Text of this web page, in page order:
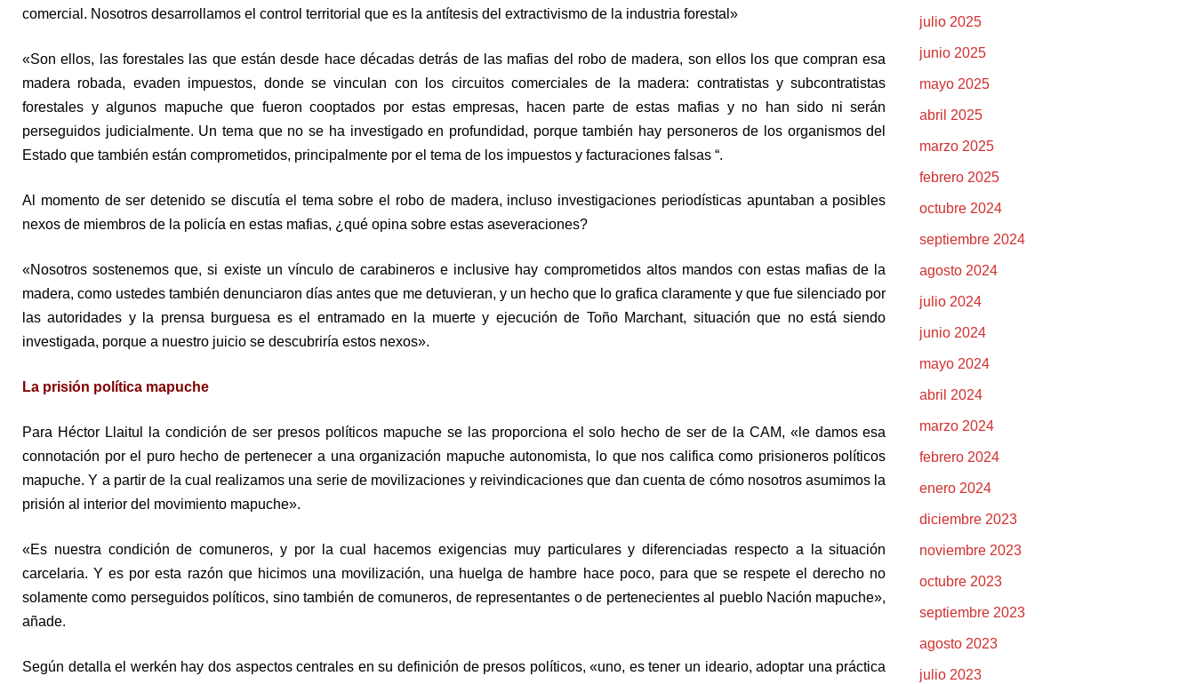
comercial. Nosotros desarrollamos el control territorial que es la antítesis del extractivismo de la industria forestal»
«Son ellos, las forestales las que están desde hace décadas detrás de las mafias del robo de madera, son ellos los que compran esa
madera robada, evaden impuestos, donde se vinculan con los circuitos comerciales de la madera: contratistas y subcontratistas
forestales y algunos mapuche que fueron cooptados por estas empresas, hacen parte de estas mafias y no han sido ni serán
perseguidos judicialmente. Un tema que no se ha investigado en profundidad, porque también hay personeros de los organismos del
Estado que también están comprometidos, principalmente por el tema de los impuestos y facturaciones falsas “.
Al momento de ser detenido se discutía el tema sobre el robo de madera, incluso investigaciones periodísticas apuntaban a posibles
nexos de miembros de la policía en estas mafias, ¿qué opina sobre estas aseveraciones?
«Nosotros sostenemos que, si existe un vínculo de carabineros e inclusive hay comprometidos altos mandos con estas mafias de la
madera, como ustedes también denunciaron días antes que me detuvieran, y un hecho que lo grafica claramente y que fue silenciado por
las autoridades y la prensa burguesa es el entramado en la muerte y ejecución de Toño Marchant, situación que no está siendo
investigada, porque a nuestro juicio se descubriría estos nexos».
La prisión política mapuche
Para Héctor Llaitul la condición de ser presos políticos mapuche se las proporciona el solo hecho de ser de la CAM, «le damos esa
connotación por el puro hecho de pertenecer a una organización mapuche autonomista, lo que nos califica como prisioneros políticos
mapuche. Y a partir de la cual realizamos una serie de movilizaciones y reivindicaciones que dan cuenta de cómo nosotros asumimos la
prisión al interior del movimiento mapuche».
«Es nuestra condición de comuneros, y por la cual hacemos exigencias muy particulares y diferenciadas respecto a la situación
carcelaria. Y es por esta razón que hicimos una movilización, una huelga de hambre hace poco, para que se respete el derecho no
solamente como perseguidos políticos, sino también de comuneros, de representantes o de pertenecientes al pueblo Nación mapuche»,
añade.
Según detalla el werkén hay dos aspectos centrales en su definición de presos políticos, «uno, es tener un ideario, adoptar una práctica
julio 2025
junio 2025
mayo 2025
abril 2025
marzo 2025
febrero 2025
octubre 2024
septiembre 2024
agosto 2024
julio 2024
junio 2024
mayo 2024
abril 2024
marzo 2024
febrero 2024
enero 2024
diciembre 2023
noviembre 2023
octubre 2023
septiembre 2023
agosto 2023
julio 2023